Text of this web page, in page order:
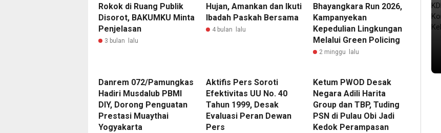
Rokok di Ruang Publik
Disorot, BAKUMKU Minta
Penjelasan
3 bulan lalu
Hujan, Amankan dan Ikuti
Ibadah Paskah Bersama
4 bulan lalu
Bhayangkara Run 2026,
Kampanyekan
Kepedulian Lingkungan
Melalui Green Policing
2 minggu lalu
Danrem 072/Pamungkas
Hadiri Musdalub PBMI
DIY, Dorong Penguatan
Prestasi Muaythai
Yogyakarta
Aktifis Pers Soroti
Efektivitas UU No. 40
Tahun 1999, Desak
Evaluasi Peran Dewan
Pers
Ketum PWOD Desak
Negara Adili Harita
Group dan TBP, Tuding
PSN di Pulau Obi Jadi
Kedok Perampasan